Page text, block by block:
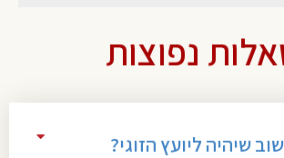
נפוצות
שיהיה ליועץ הזוגי?